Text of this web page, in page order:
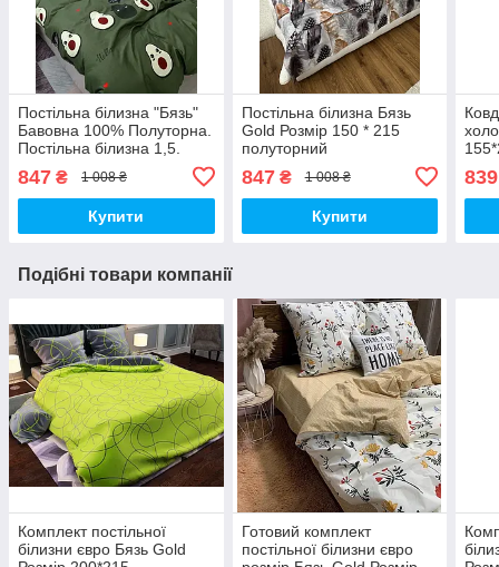
Постільна білизна "Бязь"
Бавовна 100% Полуторна.
Постільна білизна 1,5.
847 ₴ 1 008 ₴
Купити
Постільна білизна Бязь
Gold Розмір 150 * 215
полуторний
847₴ 1 008 ₴
Купити
839
Подібні товари компанії
Комплект постільної
білизни євро Бязь Gold
Готовий комплект
постільної білизни євро